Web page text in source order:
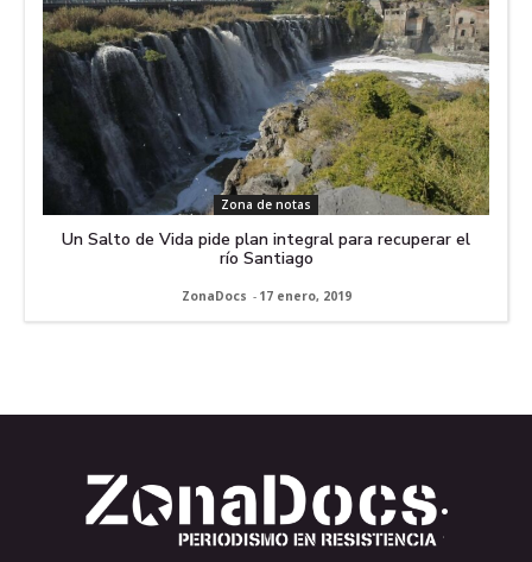
Zona de notas
Un Salto de Vida pide plan integral para recuperar el
río Santiago
ZonaDocs - 17 enero, 2019
.
.